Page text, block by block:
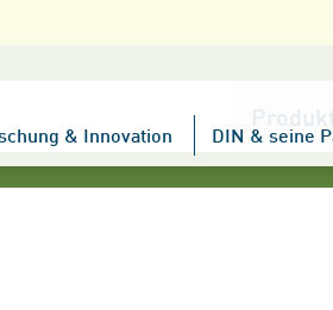
& Innovation DIN & seine